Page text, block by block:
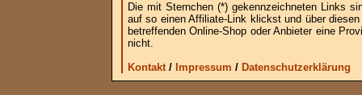
Die mit Sternchen (*) gekennzeichneten Links
auf so einen Affiliate-Link klickst und über
betreffenden Online-Shop oder Anbieter eine
nicht.
Kontakt/ Impressum / Datenschutzerklärung